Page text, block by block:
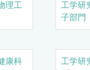
理工
工学研
子部門
康科
工学研